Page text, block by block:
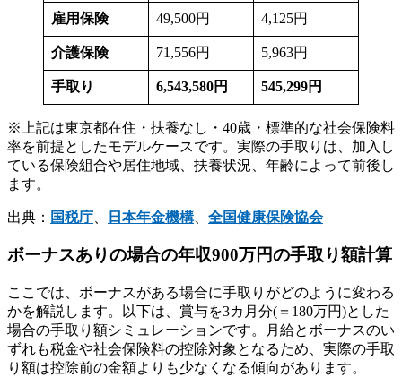
雇用保険 49,500円 4,125円
介護保険 71,556円 5,963円
手取り 6,543,580円 545,299円
※上記は東京都在住・扶養なし・40歳・標準的な社会保険料
率を前提としたモデルケースです。実際の手取りは、加入し
ている保険組合や居住地域、扶養状況、年齢によって前後し
ます。
出典： 国税庁 日本年金機構、 全国健康保険協会
ボーナスありの場合の年収900万円の手取り額計算
ここでは、ボーナスがある場合に手取りがどのように変わる
かを解説します。以下は、賞与を3カ月分(＝180万円)とした
場合の手取り額シミュレーションです。月給とボーナスのい
ずれも税金や社会保険料の控除対象となるため、実際の手取
り額は控除前の金額よりも少なくなる傾向があります。